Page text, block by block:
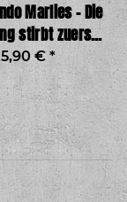
Marlies - Die
stirbt zuerst
7"
5,90 € *